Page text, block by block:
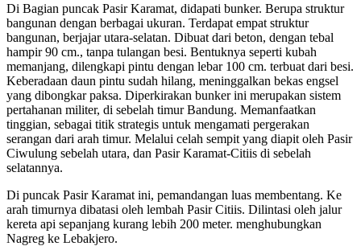
Di Bagian puncak Pasir Karamat, didapati bunker. Berupa struktur
bangunan dengan berbagai ukuran. Terdapat empat struktur
bangunan, berjajar utara-selatan. Dibuat dari beton, dengan tebal
hampir 90 cm., tanpa tulangan besi. Bentuknya seperti kubah
memanjang, dilengkapi pintu dengan lebar 100 cm. terbuat dari besi.
Keberadaan daun pintu sudah hilang, meninggalkan bekas engsel
yang dibongkar paksa. Diperkirakan bunker ini merupakan sistem
pertahanan militer, di sebelah timur Bandung. Memanfaatkan
tinggian, sebagai titik strategis untuk mengamati pergerakan
serangan dari arah timur. Melalui celah sempit yang diapit oleh Pasir
Ciwulung sebelah utara, dan Pasir Karamat-Citiis di sebelah
selatannya.
Di puncak Pasir Karamat ini, pemandangan luas membentang. Ke
arah timurnya dibatasi oleh lembah Pasir Citiis. Dilintasi oleh jalur
kereta api sepanjang kurang lebih 200 meter. menghubungkan
Nagreg ke Lebakjero.